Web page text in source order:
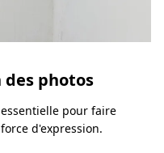
photos
pour faire
d'expression.